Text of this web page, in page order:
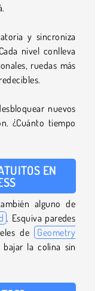
y sincroniza
nivel conlleva
ruedas más
nuevos
¿Cuánto tiempo
EN
alguno de
. Esquiva paredes
de Geometry
la colina sin